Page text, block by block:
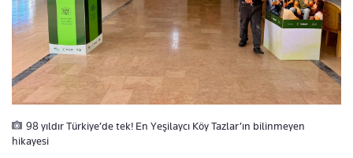
98 yıldır Türkiye’de tek! En Yeşilaycı Köy Tazlar’ın bilinmeyen
hikayesi